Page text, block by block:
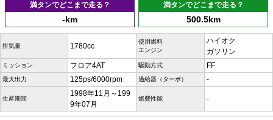
満タンでどこまで走る？
-km
満タンでどこまで走る？
500.5km
排気量 1780cc
使用燃料
エンジン
ハイオク
ガソリン
ミッション フロア4AT 駆動方式 FF
最大出力 125ps/6000rpm 過給器（ターボ） -
生産期間
1998年11月～199
9年07月
燃費性能 -